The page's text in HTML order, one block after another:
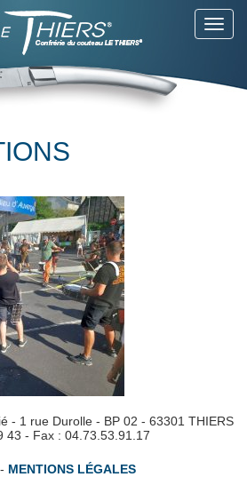
- 1 rue Durolle - BP 02 - 63301 THIERS
43 - Fax : 04.73.53.91.17
- MENTIONS LÉGALES